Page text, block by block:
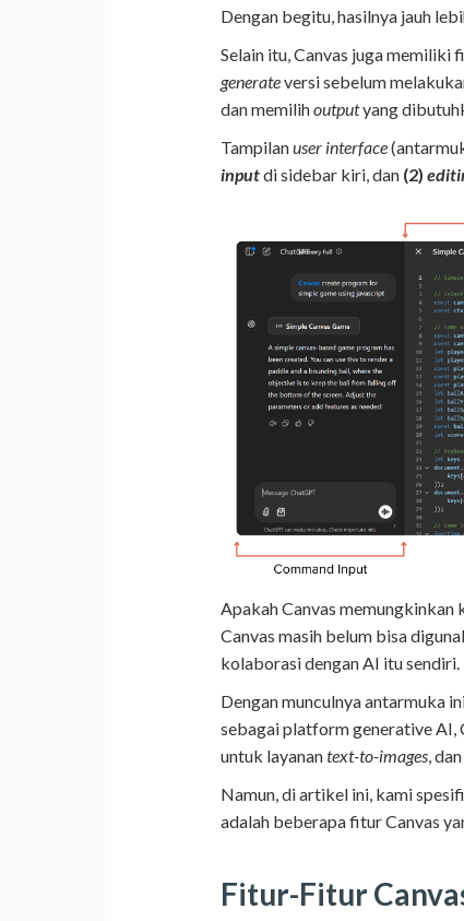
Dengan begitu, hasilnya jauh
Selain itu, Canvas juga memiliki
generateversi sebelum
dan memilihoutputyang
Tampilanuser interface
inputdi sidebar kiri, dan (2)
Apakah Canvas memungkinkan
Canvas masih belum bisa
kolaborasi dengan AI itu sendiri.
Dengan munculnya antarmuka
sebagai platform generative AI,
untuk layanantext-to-images , dan
Namun, di artikel ini, kami
adalah beberapa fitur Canvas
Fitur-Fitur